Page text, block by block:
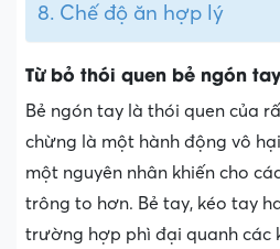
Chế độ ăn hợp lý
Từ bỏ thói quen bẻ ngón tay
Bẻ ngón tay là thói quen của
chừng là một hành động vô
một nguyên nhân khiến cho
trông to hơn. Bẻ tay, kéo tay
trường hợp phì đại quanh các